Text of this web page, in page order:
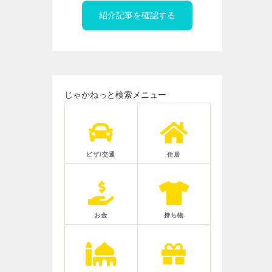
紹介記事を確認する
じゃかねっと検索メニュー
ビザ/交通 住居
お金 持ち物